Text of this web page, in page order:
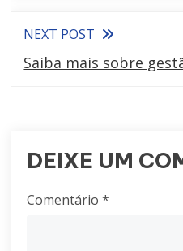
NEXT POST
Saiba mais sobre
DEIXE UM
Comentário*